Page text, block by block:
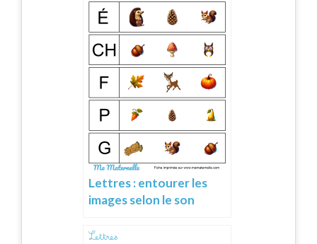
Lettres : entourer les
images selon le son